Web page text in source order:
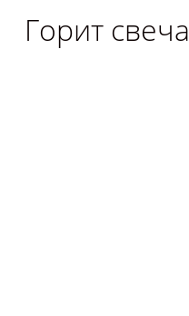
Горит свеча